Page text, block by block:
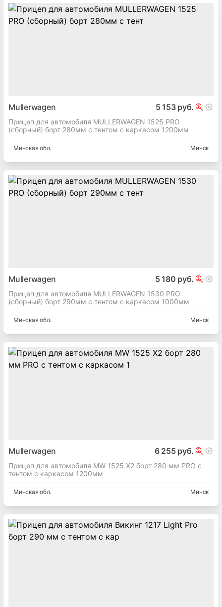
Mullerwagen 5 153 руб.
Прицеп для автомобиля MULLERWAGEN 1525 PRO
(сборный) борт 280мм с тентом с каркасом 1200мм
Минская обл. Минск
Mullerwagen 5 180 руб.
Прицеп для автомобиля MULLERWAGEN 1530 PRO
(сборный) борт 290мм с тентом с каркасом 1000мм
Минская обл. Минск
Mullerwagen 6 255 руб.
Прицеп для автомобиля MW 1525 X2 борт 280 мм PRO с
тентом с каркасом 1200мм
Минская обл. Минск